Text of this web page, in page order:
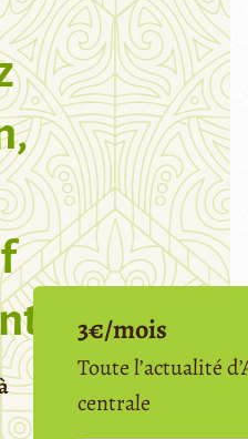
3€/mois
Toute l’actualité
centrale